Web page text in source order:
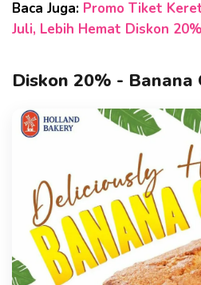
Baca Juga: Promo Tiket
Juli, Lebih Hemat Diskon
Diskon 20% - Banana